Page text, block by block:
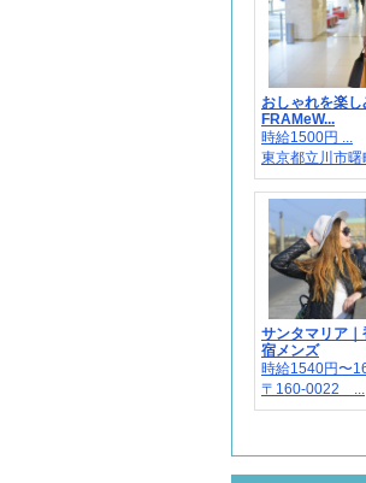
おしゃれを楽
FRAMeW...
時給1500円 ...
東京都立川市曙
サンタマリア
宿メンズ
時給1540円〜
〒160-0022 ...